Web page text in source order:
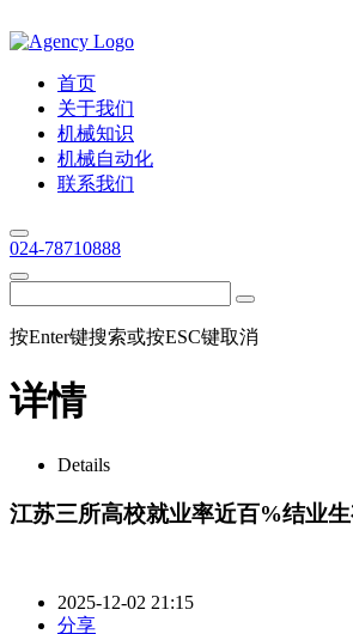
首页
关于我们
机械知识
机械自动化
联系我们
024-78710888
按Enter键搜索或按ESC键取消
详情
Details
江苏三所高校就业率近百%结业
2025-12-02 21:15
分享